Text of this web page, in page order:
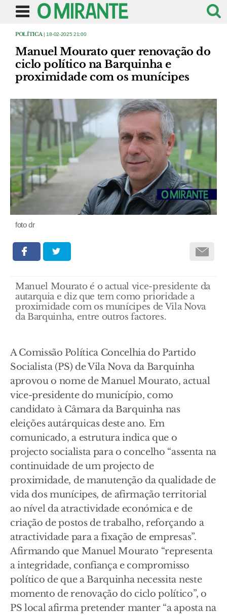
POLÍTICA | 18-02-2025 21:00
Manuel Mourato quer renovação do
ciclo político na Barquinha e
proximidade com os munícipes
foto dr
Manuel Mourato é o actual vice-presidente da
autarquia e diz que tem como prioridade a
proximidade com os munícipes de Vila Nova
da Barquinha, entre outros factores.
A Comissão Política Concelhia do Partido
Socialista (PS) de Vila Nova da Barquinha
aprovou o nome de Manuel Mourato, actual
vice-presidente do município, como
candidato à Câmara da Barquinha nas
eleições autárquicas deste ano. Em
comunicado, a estrutura indica que o
projecto socialista para o concelho “assenta na
continuidade de um projecto de
proximidade, de manutenção da qualidade de
vida dos munícipes, de afirmação territorial
ao nível da atractividade económica e de
criação de postos de trabalho, reforçando a
atractividade para a fixação de empresas”.
Afirmando que Manuel Mourato “representa
a integridade, confiança e compromisso
político de que a Barquinha necessita neste
momento de renovação do ciclo político”, o
PS local afirma pretender manter “a aposta na